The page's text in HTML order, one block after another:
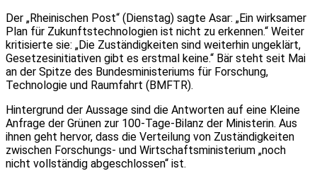
Der „Rheinischen Post“ (Dienstag) sagte Asar: „Ein wirksamer
Plan für Zukunftstechnologien ist nicht zu erkennen.“ Weiter
kritisierte sie: „Die Zuständigkeiten sind weiterhin ungeklärt,
Gesetzesinitiativen gibt es erstmal keine.“ Bär steht seit Mai
an der Spitze des Bundesministeriums für Forschung,
Technologie und Raumfahrt (BMFTR).
Hintergrund der Aussage sind die Antworten auf eine Kleine
Anfrage der Grünen zur 100-Tage-Bilanz der Ministerin. Aus
ihnen geht hervor, dass die Verteilung von Zuständigkeiten
zwischen Forschungs- und Wirtschaftsministerium „noch
nicht vollständig abgeschlossen“ ist.